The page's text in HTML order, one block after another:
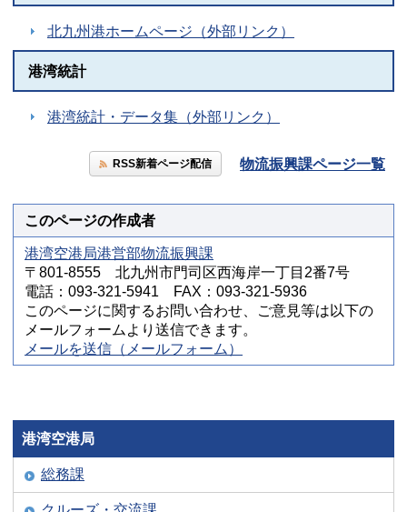
北九州港ホームページ（外部リンク）
港湾統計
港湾統計・データ集（外部リンク）
RSS新着ページ配信 物流振興課ページ一覧
このページの作成者
港湾空港局港営部物流振興課
〒801-8555 北九州市門司区西海岸一丁目2番7号
電話：093-321-5941 FAX：093-321-5936
このページに関するお問い合わせ、ご意見等は以下の
メールフォームより送信できます。
メールを送信（メールフォーム）
港湾空港局
総務課